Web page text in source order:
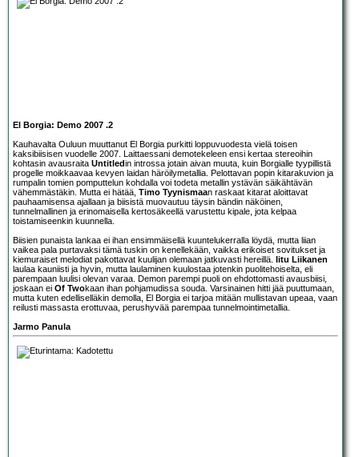
El Borgia: Demo 2007 .2
Kauhavalta Ouluun muuttanut El Borgia purkitti loppuvuodesta vielä toisen
kaksibiisisen vuodelle 2007. Laittaessani demotekeleen ensi kertaa stereoihin
kohtasin avausraita Untitledin introssa jotain aivan muuta, kuin Borgialle tyypillistä
progelle moikkaavaa kevyen laidan häröilymetallia. Pelottavan popin kitarakuvion ja
rumpalin tomien pomputtelun kohdalla voi todeta metallin ystävän säikähtävän
vähemmästäkin. Mutta ei hätää, Timo Tyynismaan raskaat kitarat aloittavat
pauhaamisensa ajallaan ja biisistä muovautuu täysin bändin näköinen,
tunnelmallinen ja erinomaisella kertosäkeellä varustettu kipale, jota kelpaa
toistamiseenkin kuunnella.
Biisien punaista lankaa ei ihan ensimmäisellä kuuntelukerralla löydä, mutta liian
vaikea pala purtavaksi tämä tuskin on kenellekään, vaikka erikoiset sovitukset ja
kiemuraiset melodiat pakottavat kuulijan olemaan jatkuvasti hereillä. Iitu Liikanen
laulaa kauniisti ja hyvin, mutta laulaminen kuulostaa jotenkin puolitehoiselta, eli
parempaan luulisi olevan varaa. Demon parempi puoli on ehdottomasti avausbiisi,
joskaan ei Of Twokaan ihan pohjamudissa souda. Varsinainen hitti jää puuttumaan,
mutta kuten edelliselläkin demolla , El Borgia ei tarjoa mitään mullistavan upeaa, vaan
reilusti massasta erottuvaa, perushyvää parempaa tunnelmointimetallia.
Jarmo Panula